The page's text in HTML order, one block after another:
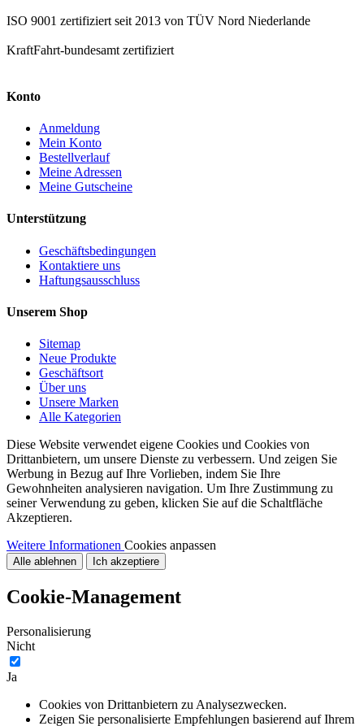
ISO 9001 zertifiziert seit 2013 von TÜV Nord Niederlande
KraftFahrt-bundesamt zertifiziert
Konto
Anmeldung
Mein Konto
Bestellverlauf
Meine Adressen
Meine Gutscheine
Unterstützung
Geschäftsbedingungen
Kontaktiere uns
Haftungsausschluss
Unserem Shop
Sitemap
Neue Produkte
Geschäftsort
Über uns
Unsere Marken
Alle Kategorien
Diese Website verwendet eigene Cookies und Cookies von
Drittanbietern, um unsere Dienste zu verbessern. Und zeigen Sie
Werbung in Bezug auf Ihre Vorlieben, indem Sie Ihre
Gewohnheiten analysieren navigation. Um Ihre Zustimmung zu
seiner Verwendung zu geben, klicken Sie auf die Schaltfläche
Akzeptieren.
Weitere Informationen Cookies anpassen
Alle ablehnen Ich akzeptiere
Cookie-Management
Personalisierung
Nicht
Ja
Cookies von Drittanbietern zu Analysezwecken.
Zeigen Sie personalisierte Empfehlungen basierend auf Ihrem